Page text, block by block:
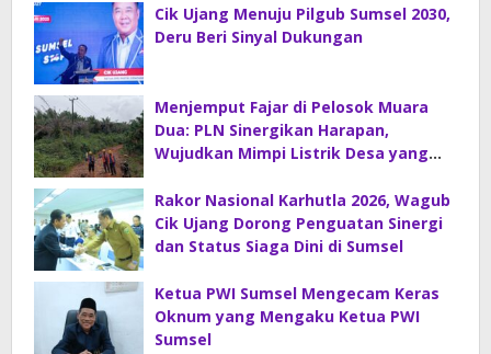
Cik Ujang Menuju Pilgub Sumsel 2030,
Deru Beri Sinyal Dukungan
Menjemput Fajar di Pelosok Muara
Dua: PLN Sinergikan Harapan,
Wujudkan Mimpi Listrik Desa yang
Rakor Nasional Karhutla 2026, Wagub
Cik Ujang Dorong Penguatan Sinergi
dan Status Siaga Dini di Sumsel
Ketua PWI Sumsel Mengecam Keras
Oknum yang Mengaku Ketua PWI
Sumsel